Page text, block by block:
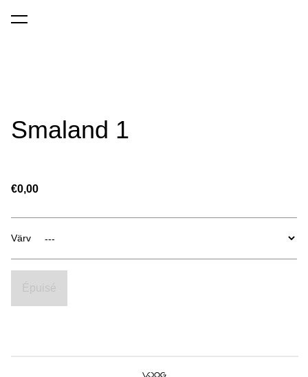
a été ajouté au panier.
Smaland 1
€0,00
Värv